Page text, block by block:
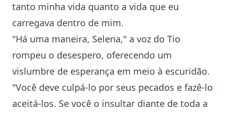
tanto minha vida quanto a vida que eu
carregava dentro de mim.
"Há uma maneira, Selena," a voz do Tio
rompeu o desespero, oferecendo um
vislumbre de esperança em meio à escuridão.
"Você deve culpá-lo por seus pecados e fazê-lo
aceitá-los. Se você o insultar diante de toda a